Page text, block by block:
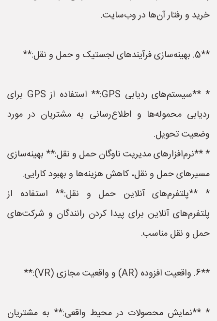
خرید و رفتار آن‌ها در وب‌سایت.
**5. بهینه‌سازی فرآیندهای لجستیک و حمل و نقل:**
* **سیستم‌های ردیابی GPS:** استفاده از GPS برای
ردیابی محموله‌ها و اطلاع‌رسانی به مشتریان در مورد
وضعیت تحویل.
* **نرم‌افزارهای مدیریت ناوگان حمل و نقل:** بهینه‌سازی
مسیرهای حمل و نقل، کاهش هزینه‌ها و بهبود کارایی.
* **پلتفرم‌های آنلاین حمل و نقل:** استفاده از
پلتفرم‌های آنلاین برای پیدا کردن رانندگان و شرکت‌های
حمل و نقل مناسب.
**6. واقعیت افزوده (AR) و واقعیت مجازی (VR):**
* **نمایش محصولات در محیط واقعی:** به مشتریان